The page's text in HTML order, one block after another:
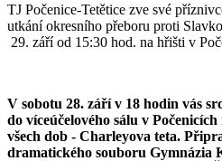
TJ Počenice-Tetětice zve své
utkání okresního přeboru proti
29. září od 15:30 hod. na hřišti v
V sobotu 28. září v 18 hodin vás
do víceúčelového sálu v
všech dob - Charleyova teta.
dramatického souboru Gymnázia